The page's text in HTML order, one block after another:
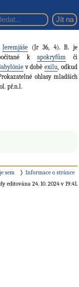
Jeremjáše (Jr 36, 4). B. je
počítané kapokryfům či
v doběexilu, odkud
ohlasy mladších
př.n.l.
sem
Informace o stránce
editována 24. 10. 2024 v 19:41.